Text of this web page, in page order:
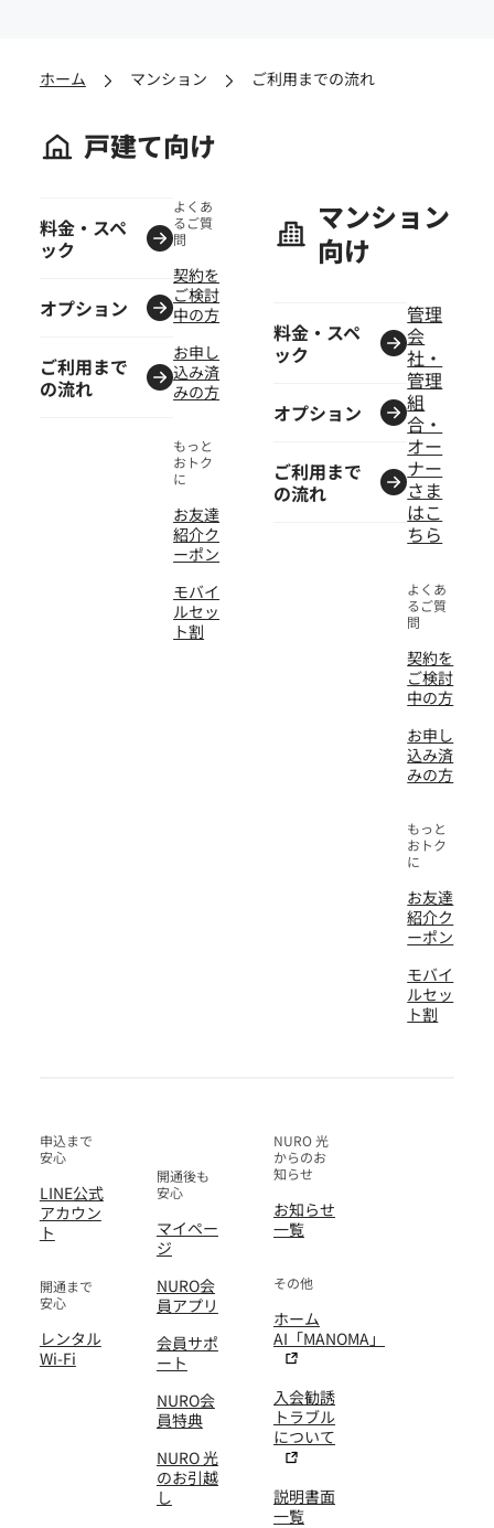
ホーム マンション ご利用までの流れ
戸建て向け
料金・スペ
ック
オプション
ご利用まで
の流れ
よくあ
るご質
問
契約を
ご検討
中の方
お申し
込み済
みの方
もっと
おトク
に
お友達
紹介ク
ーポン
モバイ
ルセッ
ト割
マンション
向け
料金・スペ
ック
オプション
ご利用まで
の流れ
管理
会
社・
管理
組
合・
オー
ナー
さま
はこ
ちら
よくあ
るご質
問
契約を
ご検討
中の方
お申し
込み済
みの方
もっと
おトク
に
お友達
紹介ク
ーポン
モバイ
ルセッ
ト割
申込まで
安心
LINE公式
アカウン
ト
開通まで
安心
レンタル
Wi-Fi
開通後も
安心
マイペー
ジ
NURO会
員アプリ
会員サポ
ート
NURO会
員特典
NURO 光
のお引越
し
NURO 光
からのお
知らせ
お知らせ
一覧
その他
ホーム
AI「MANOMA」
入会勧誘
トラブル
について
説明書面
一覧